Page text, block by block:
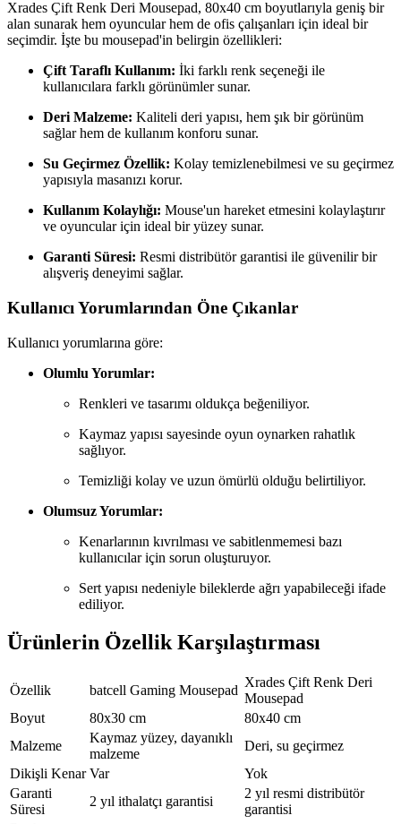
Xrades Çift Renk Deri Mousepad, 80x40 cm boyutlarıyla geniş bir
alan sunarak hem oyuncular hem de ofis çalışanları için ideal bir
seçimdir. İşte bu mousepad'in belirgin özellikleri:
Çift Taraflı Kullanım: İki farklı renk seçeneği ile
kullanıcılara farklı görünümler sunar.
Deri Malzeme: Kaliteli deri yapısı, hem şık bir görünüm
sağlar hem de kullanım konforu sunar.
Su Geçirmez Özellik: Kolay temizlenebilmesi ve su geçirmez
yapısıyla masanızı korur.
Kullanım Kolaylığı: Mouse'un hareket etmesini kolaylaştırır
ve oyuncular için ideal bir yüzey sunar.
Garanti Süresi: Resmi distribütör garantisi ile güvenilir bir
alışveriş deneyimi sağlar.
Kullanıcı Yorumlarından Öne Çıkanlar
Kullanıcı yorumlarına göre:
Olumlu Yorumlar:
Renkleri ve tasarımı oldukça beğeniliyor.
Kaymaz yapısı sayesinde oyun oynarken rahatlık
sağlıyor.
Temizliği kolay ve uzun ömürlü olduğu belirtiliyor.
Olumsuz Yorumlar:
Kenarlarının kıvrılması ve sabitlenmemesi bazı
kullanıcılar için sorun oluşturuyor.
Sert yapısı nedeniyle bileklerde ağrı yapabileceği ifade
ediliyor.
Ürünlerin Özellik Karşılaştırması
Özellik batcell Gaming Mousepad
Xrades Çift Renk Deri
Mousepad
Boyut
80x30 cm
80x40 cm
Malzeme
Kaymaz yüzey, dayanıklı
malzeme
Deri, su geçirmez
Dikişli Kenar Var
Yok
Garanti
Süresi
2 yıl ithalatçı garantisi
2 yıl resmi distribütör
garantisi